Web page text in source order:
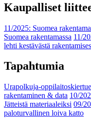
Kaupalliset
11/2025: Suomea
Suomea rakentamassa 11/
lehti kestävästä
Tapahtumia
Urapolkuja-
rakentaminen & data 10/
Jätteistä materiaaleiksi 09/
paloturvallinen loiva katto